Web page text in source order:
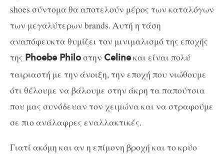
shoes σύντομα θα αποτελούν μέρος των καταλόγων
των μεγαλύτερων brands. Αυτή η τάση
αναπόφευκτα θυμίζει τον μινιμαλισμό της εποχής
της Phoebe Philoστην Celineκαι είναι πολύ
ταιριαστή με την άνοιξη, την εποχή που νιώθουμε
ότι θέλουμε να βάλουμε στην άκρη τα παπούτσια
που μας συνόδευαν τον χειμώνα και να στραφούμε
σε πιο ανάλαφρες εναλλακτικές.
Γιατί ακόμη και αν η επίμονη βροχή και το κρύο